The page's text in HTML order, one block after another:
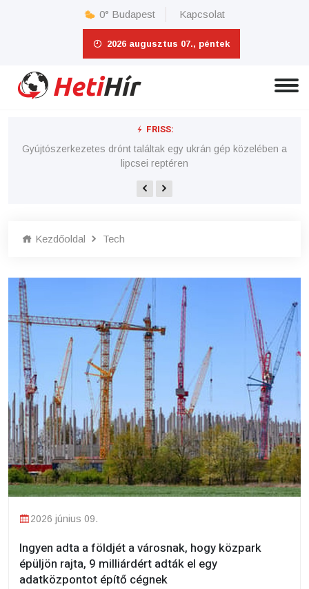
0° Budapest Kapcsolat
2026 augusztus 07., péntek
FRISS:
Gyújtószerkezetes drónt találtak egy ukrán gép közelében a
lipcsei reptéren
Vitézy Dávid úgy felhúzta magát a MÁV fakivágásán, hogy
főtájépítészt keres a vasúthoz
Kezdőoldal Tech
2026 június 09.
Ingyen adta a földjét a városnak, hogy közpark
épüljön rajta, 9 milliárdért adták el egy
adatközpontot építő cégnek